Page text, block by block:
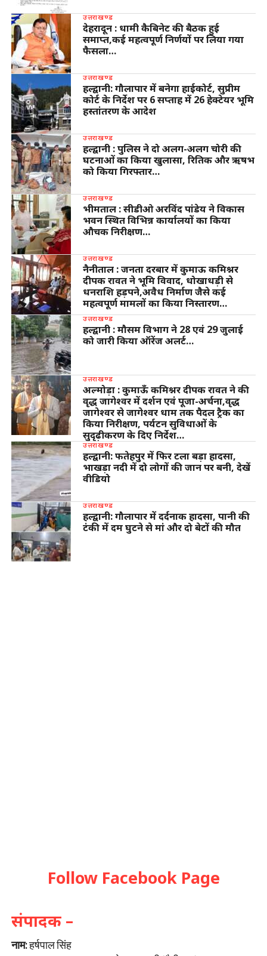
उत्तराखण्ड
देहरादून : धामी कैबिनेट की बैठक हुई
समाप्त,कई महत्वपूर्ण निर्णयों पर लिया गया
फैसला…
उत्तराखण्ड
हल्द्वानी: गौलापार में बनेगा हाईकोर्ट, सुप्रीम
कोर्ट के निर्देश पर 6 सप्ताह में 26 हेक्टेयर भूमि
हस्तांतरण के आदेश
उत्तराखण्ड
हल्द्वानी : पुलिस ने दो अलग-अलग चोरी की
घटनाओं का किया खुलासा, रितिक और ऋषभ
को किया गिरफ्तार…
उत्तराखण्ड
भीमताल : सीडीओ अरविंद पांडेय ने विकास
भवन स्थित विभिन्न कार्यालयों का किया
औचक निरीक्षण…
उत्तराखण्ड
नैनीताल : जनता दरबार में कुमाऊ कमिश्नर
दीपक रावत ने भूमि विवाद, धोखाधड़ी से
धनराशि हड़पने,अवैध निर्माण जैसे कई
महत्वपूर्ण मामलों का किया निस्तारण…
उत्तराखण्ड
हल्द्वानी : मौसम विभाग ने 28 एवं 29 जुलाई
को जारी किया ऑरेंज अलर्ट…
उत्तराखण्ड
अल्मोड़ा : कुमाऊँ कमिश्नर दीपक रावत ने की
वृद्ध जागेश्वर में दर्शन एवं पूजा-अर्चना,वृद्ध
जागेश्वर से जागेश्वर धाम तक पैदल ट्रैक का
किया निरीक्षण, पर्यटन सुविधाओं के
सुदृढ़ीकरण के दिए निर्देश…
उत्तराखण्ड
हल्द्वानी: फतेहपुर में फिर टला बड़ा हादसा,
भाखड़ा नदी में दो लोगों की जान पर बनी, देखें
वीडियो
उत्तराखण्ड
हल्द्वानी: गौलापार में दर्दनाक हादसा, पानी की
टंकी में दम घुटने से मां और दो बेटों की मौत
Follow Facebook Page
संपादक –
नाम:हर्षपाल सिंह